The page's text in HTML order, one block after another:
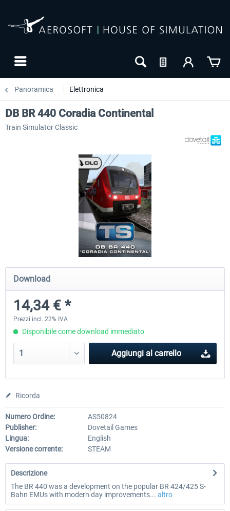
Panoramica Elettronica
ICE 4 (Class 412)
35,83 € *
Stadler Flirt 3
DB BR 440 Coradia Continental
Train Simulator Classic
Download
14,34 € *
Prezzi incl. 22% IVA
Disponibile come download immediato
Aggiungi al carrello
Ricorda
Numero Ordine:
AS50824
Publisher:
Dovetail Games
Lingua:
English
Versione corrente:
STEAM
Descrizione
The BR 440 was a development on the popular BR 424/425 S-
Bahn EMUs with modern day improvements... altro